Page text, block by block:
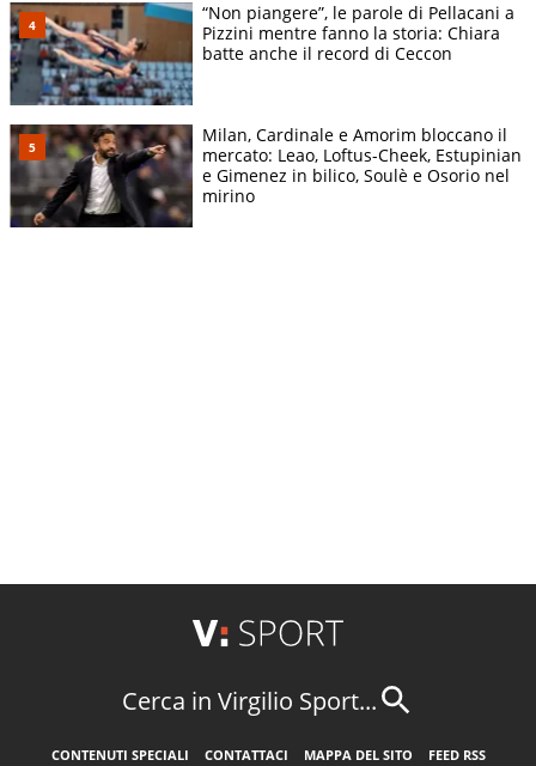
“Non piangere”, le parole di Pellacani a
Pizzini mentre fanno la storia: Chiara
batte anche il record di Ceccon
Milan, Cardinale e Amorim bloccano il
mercato: Leao, Loftus-Cheek, Estupinian
e Gimenez in bilico, Soulè e Osorio nel
mirino
Cerca in Virgilio Sport...
CONTENUTI SPECIALI CONTATTACI MAPPA DEL SITO
FEED RSS